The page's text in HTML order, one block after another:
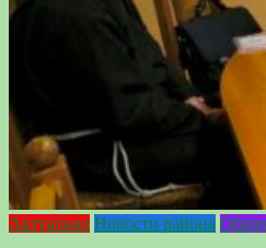
Актуально Новости района